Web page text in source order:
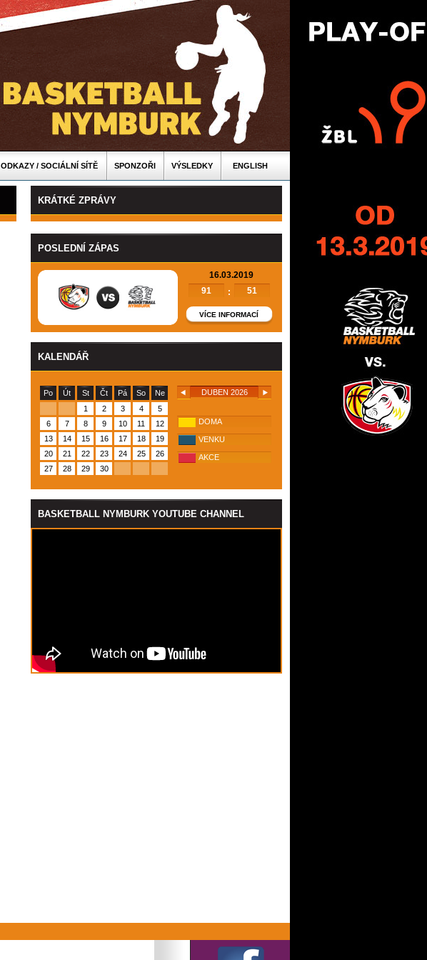
ODKAZY / SOCIÁLNÍ SÍTĚ SPONZOŘI VÝSLEDKY ENGLISH
KRÁTKÉ ZPRÁVY
POSLEDNÍ ZÁPAS
16.03.2019
91
: 51
VÍCE INFORMACÍ
KALENDÁŘ
DUBEN 2026
DOMA
VENKU
AKCE
Po Út St Čt Pá So
Ne
1
2 3 4
5
6
7 8 9 10 11
12
13
14 15 16 17 18
19
20
21 22 23 24 25
26
27
28 29 30
BASKETBALL NYMBURK YOUTUBE CHANNEL